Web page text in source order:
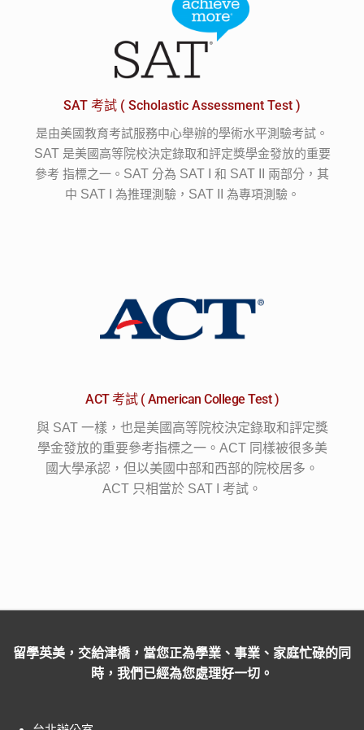
SAT 考試 ( Scholastic Assessment Test )
是由美國教育考試服務中心舉辦的學術水平測驗考試。
SAT是美國高等院校決定錄取和評定獎學金發放的重要
參考 指標之一。 SAT 分為 SAT I 和 SAT II
兩部分，其
中 SAT I 為推理測驗， SAT II 為專項測驗。
ACT 考試 ( American College Test )
與 SAT一樣，也是美國高等院校決定錄取和評定獎
學金發放的重要參考指標之一。 ACT同樣被很多美
國大學承認，但以美國中部和西部的院校居多。
ACT 只相當於 SAT I 考試。
留學英美，交給津橋，當您正為學業、事業、家庭忙碌的同
時，我們已經為您處理好一切。